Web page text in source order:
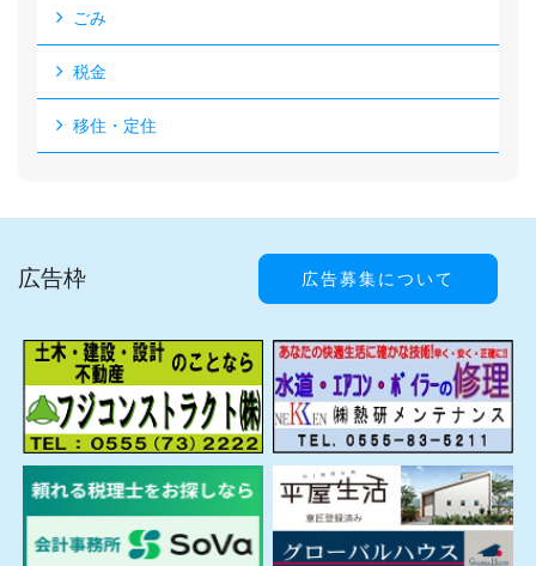
ごみ
税金
移住・定住
広告枠 広告募集について